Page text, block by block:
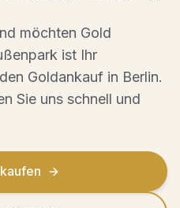
möchten Gold
ist Ihr
Goldankauf in Berlin.
Sie uns schnell und